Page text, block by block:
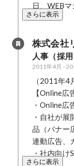
日、WEBマ
さらに表示
株式会社
人事（採
2011年4月 -
（2011年4
【Online広
・Online広
・自社が
品（バナー
連動広告、
・社内向け
さらに表示